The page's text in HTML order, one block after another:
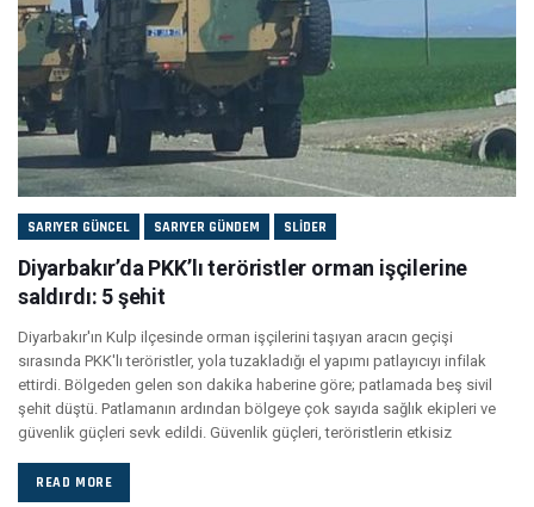
SARIYER GÜNCEL SARIYER GÜNDEM SLIDER
Diyarbakır’da PKK’lı teröristler orman işçilerine
saldırdı: 5 şehit
Diyarbakır'ın Kulp ilçesinde orman işçilerini taşıyan aracın geçişi
sırasında PKK'lı teröristler, yola tuzakladığı el yapımı patlayıcıyı infilak
ettirdi. Bölgeden gelen son dakika haberine göre; patlamada beş sivil
şehit düştü. Patlamanın ardından bölgeye çok sayıda sağlık ekipleri ve
güvenlik güçleri sevk edildi. Güvenlik güçleri, teröristlerin etkisiz
READ MORE